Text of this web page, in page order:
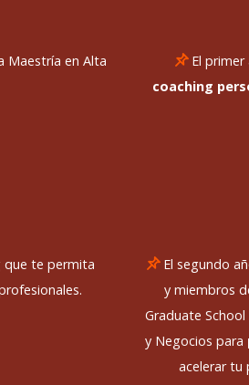
Maestría en Alta
El primer
coaching
te permita
El segundo
y miembros
Graduate
y Negocios para
acelerar tu